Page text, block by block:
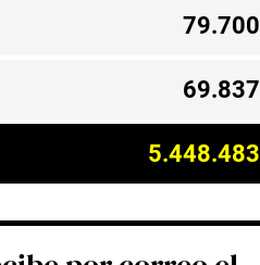
79.700
69.837
5.448.483